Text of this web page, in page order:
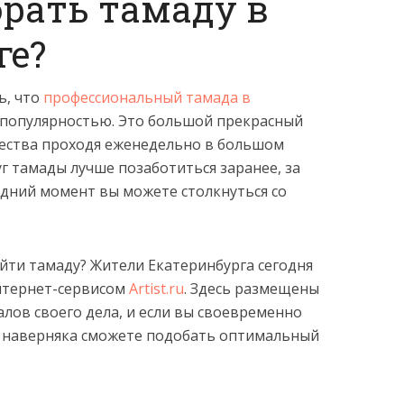
что профессиональный тамада в
Это большой прекрасный
проходя еженедельно в большом
тамады лучше позаботиться заранее, за
момент вы можете столкнуться со
тамаду? Жители Екатеринбурга сегодня
сервисом Artist.ru. Здесь размещены
своего дела, и если вы своевременно
сможете подобать оптимальный